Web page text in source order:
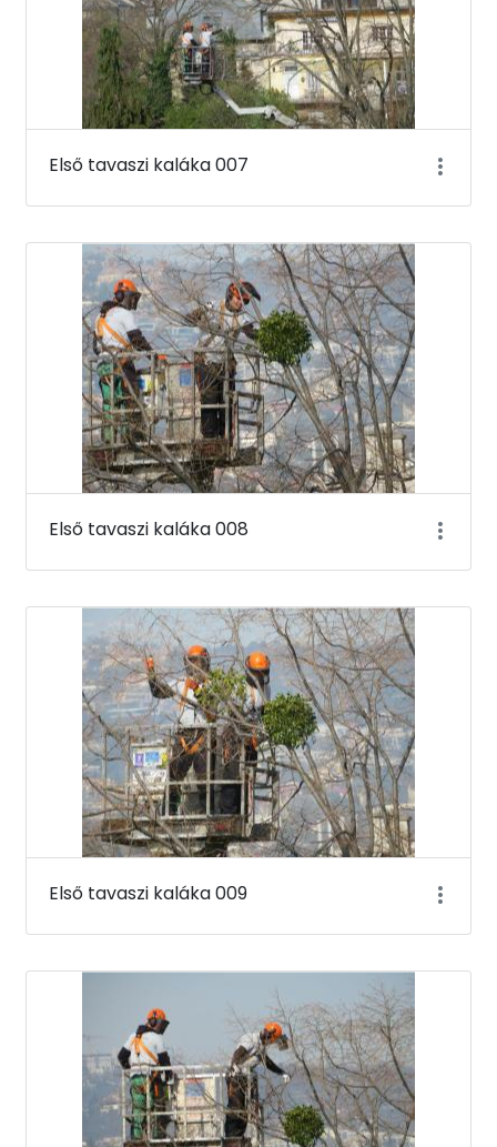
Első tavaszi kaláka 007
Első tavaszi kaláka 008
Első tavaszi kaláka 009